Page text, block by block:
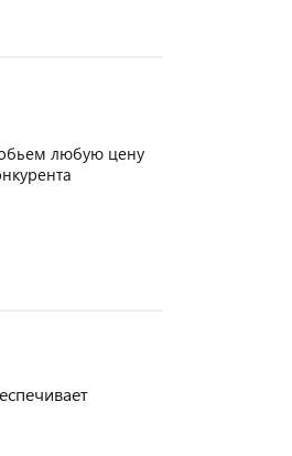
любую цену